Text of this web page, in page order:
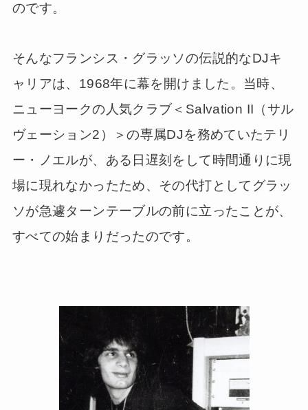
のです。
そんなフランシス・グラッソの伝説的なDJキ
ャリアは、1968年に幕を開けました。当時、
ニューヨークの人気クラブ＜Salvation II（サル
ヴェーション2）＞の専属DJを務めていたテリ
ー・ノエルが、ある日遅刻をして時間通りに現
場に現れなかったため、その代打としてグラッ
ソが急遽ターンテーブルの前に立ったことが、
すべての始まりだったのです。